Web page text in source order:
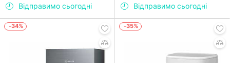
Відправимо сьогодні
Відправимо сьогодні
-34% -35%